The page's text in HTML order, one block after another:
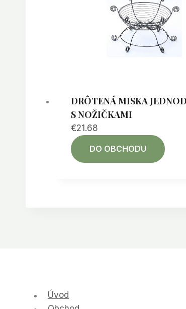
DRÔTENÁ MISKA
S NOŽIČKAMI
€21.68
DO OBCHODU
Úvod